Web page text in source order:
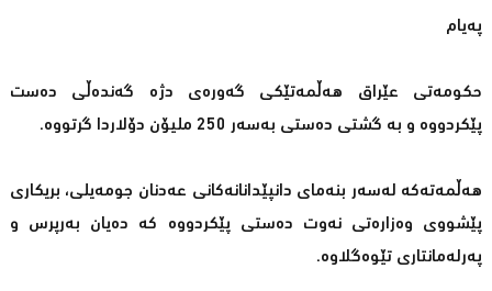
پەیام
حكومەتی عێراق هەڵمەتێكی گەورەی دژە گەندەڵی دەست
پێكردووە و بە گشتی دەستی بەسەر 250 ملیۆن دۆلاردا گرتووە.
هەڵمەتەكە لەسەر بنەمای دانپێدانانەكانی عەدنان جومەیلی، بریكاری
پێشووی وەزارەتی نەوت دەستی پێكردووە كە دەیان بەرپرس و
پەرلەمانتاری تێوەگلاوە.